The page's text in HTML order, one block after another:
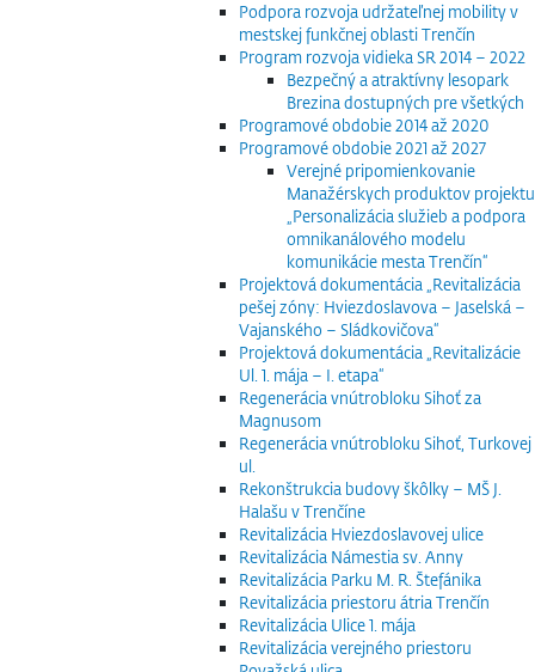
Podpora rozvoja udržateľnej mobility v
mestskej funkčnej oblasti Trenčín
Program rozvoja vidieka SR 2014 – 2022
Bezpečný a atraktívny lesopark
Brezina dostupných pre všetkých
Programové obdobie 2014 až 2020
Programové obdobie 2021 až 2027
Verejné pripomienkovanie
Manažérskych produktov projektu
„Personalizácia služieb a podpora
omnikanálového modelu
komunikácie mesta Trenčín“
Projektová dokumentácia „Revitalizácia
pešej zóny: Hviezdoslavova – Jaselská –
Vajanského – Sládkovičova“
Projektová dokumentácia „Revitalizácie
Ul. 1. mája – I. etapa“
Regenerácia vnútrobloku Sihoť za
Magnusom
Regenerácia vnútrobloku Sihoť, Turkovej
ul.
Rekonštrukcia budovy škôlky – MŠ J.
Halašu v Trenčíne
Revitalizácia Hviezdoslavovej ulice
Revitalizácia Námestia sv. Anny
Revitalizácia Parku M. R. Štefánika
Revitalizácia priestoru átria Trenčín
Revitalizácia Ulice 1. mája
Revitalizácia verejného priestoru